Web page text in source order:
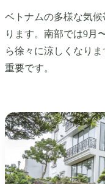
ベトナムの多様な気
ります。南部では9月
ら徐々に涼しくなり
重要です。